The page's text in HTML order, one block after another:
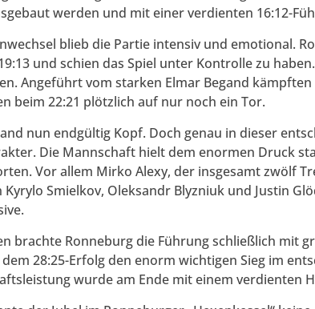
werden und mit einer verdienten 16:12-
blieb die Partie intensiv und emotional.
und schien das Spiel unter Kontrolle zu
Angeführt vom starken Elmar Begand
beim 22:21 plötzlich auf nur noch ein Tor.
nun endgültig Kopf. Doch genau in dieser
Die Mannschaft hielt dem enormen Druck
Vor allem Mirko Alexy, der insgesamt zwölf
Smielkov, Oleksandr Blyzniuk und Justin
brachte Ronneburg die Führung schließlich mit
28:25-Erfolg den enorm wichtigen Sieg im
wurde am Ende mit einem verdienten